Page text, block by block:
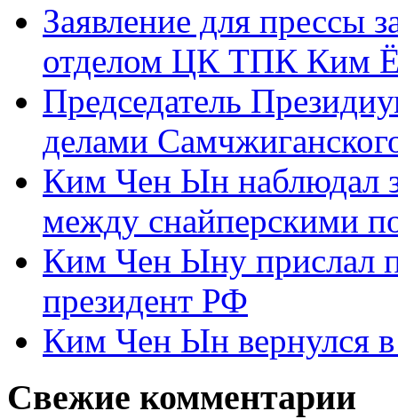
Заявление для прессы
отделом ЦК ТПК Ким
Председатель
делами
Ким Чен Ын наблюдал
между снайперскими
Ким Чен Ыну прислал
президент РФ
Ким Чен Ын вернулся
Свежие комментарии